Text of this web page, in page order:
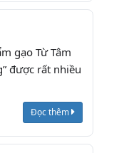
gạo Từ Tâm
được rất nhiều
Đọc thêm